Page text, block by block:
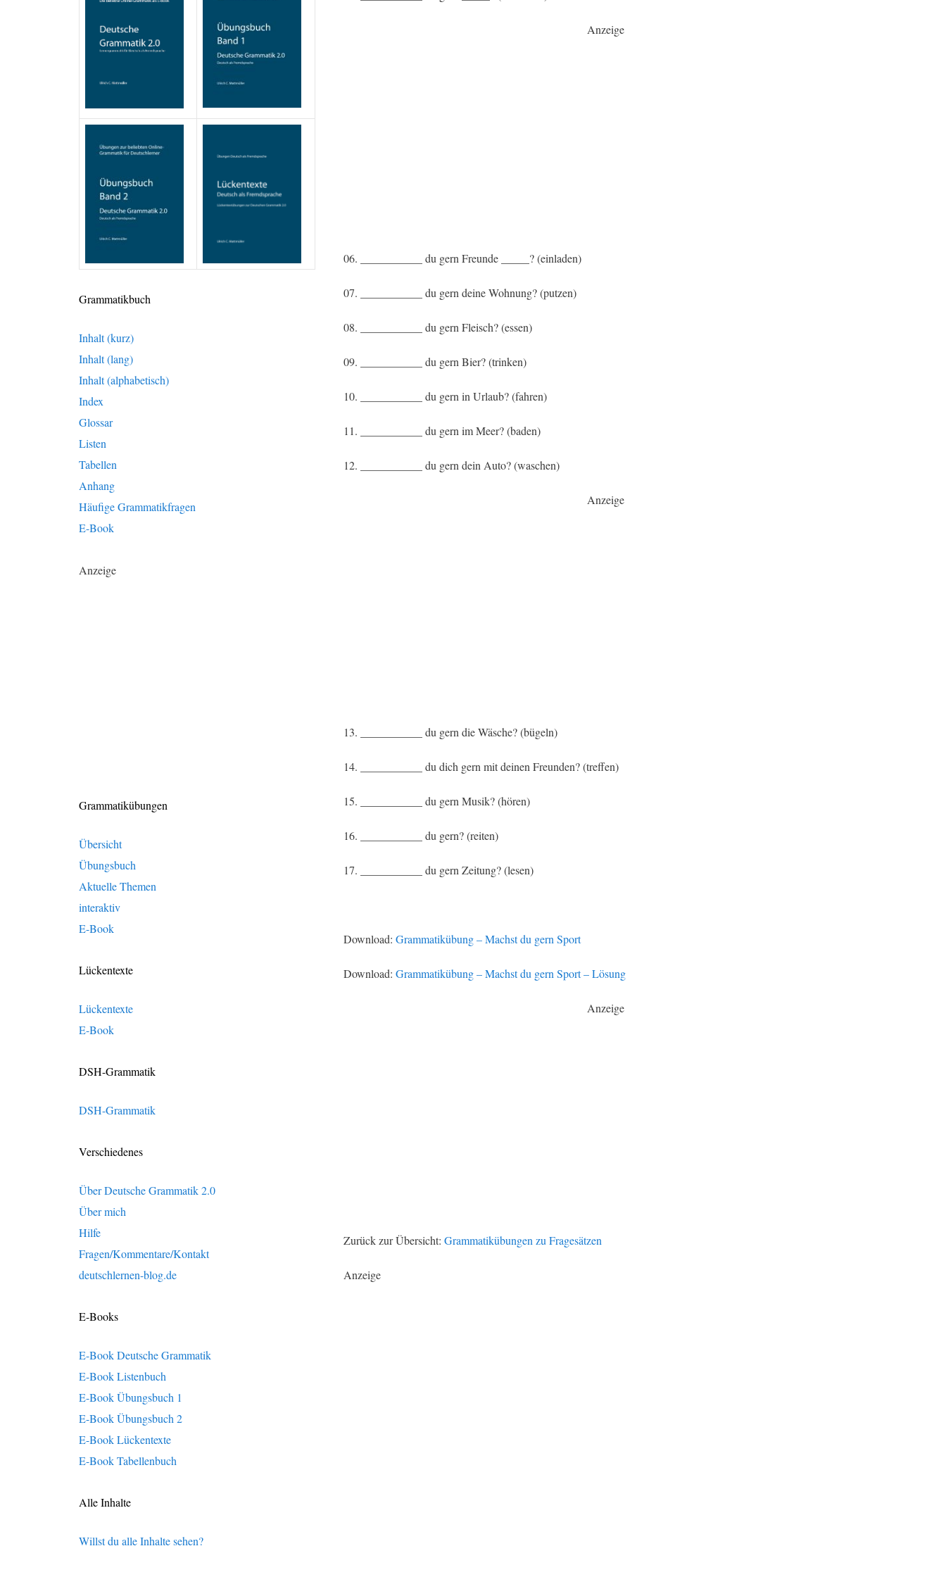
Anzeige
06. ___________ du gern Freunde _____? (einladen)
07. ___________ du gern deine Wohnung? (putzen)
08. ___________ du gern Fleisch? (essen)
09. ___________ du gern Bier? (trinken)
10. ___________ du gern in Urlaub? (fahren)
11. ___________ du gern im Meer? (baden)
12. ___________ du gern dein Auto? (waschen)
Anzeige
13. ___________ du gern die Wäsche? (bügeln)
14. ___________ du dich gern mit deinen Freunden? (treffen)
15. ___________ du gern Musik? (hören)
16. ___________ du gern? (reiten)
17. ___________ du gern Zeitung? (lesen)
Download: Grammatikübung – Machst du gern Sport
Download: Grammatikübung – Machst du gern Sport – Lösung
Anzeige
Zurück zur Übersicht: Grammatikübungen zu Fragesätzen
Anzeige
Grammatikbuch
Inhalt (kurz)
Inhalt (lang)
Inhalt (alphabetisch)
Index
Glossar
Listen
Tabellen
Anhang
Häufige Grammatikfragen
E-Book
Anzeige
Grammatikübungen
Übersicht
Übungsbuch
Aktuelle Themen
interaktiv
E-Book
Lückentexte
Lückentexte
E-Book
DSH-Grammatik
DSH-Grammatik
Verschiedenes
Über Deutsche Grammatik 2.0
Über mich
Hilfe
Fragen/Kommentare/Kontakt
deutschlernen-blog.de
E-Books
E-Book Deutsche Grammatik
E-Book Listenbuch
E-Book Übungsbuch 1
E-Book Übungsbuch 2
E-Book Lückentexte
E-Book Tabellenbuch
Alle Inhalte
Willst du alle Inhalte sehen?